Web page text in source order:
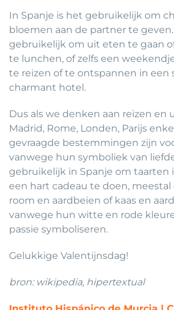
In Spanje is het gebruikelijk om
bloemen aan de partner te
gebruikelijk om uit eten te gaan
te lunchen, of zelfs een
te reizen of te ontspannen in een
charmant hotel.
Dus als we denken aan reizen en
Madrid, Rome, Londen, Parijs
gevraagde bestemmingen zijn
vanwege hun symboliek van
gebruikelijk in Spanje om taarten
een hart cadeau te doen,
room en aardbeien of kaas en
vanwege hun witte en rode
passie symboliseren.
Gelukkige Valentijnsdag!
bron: wikipedia, hipertextual